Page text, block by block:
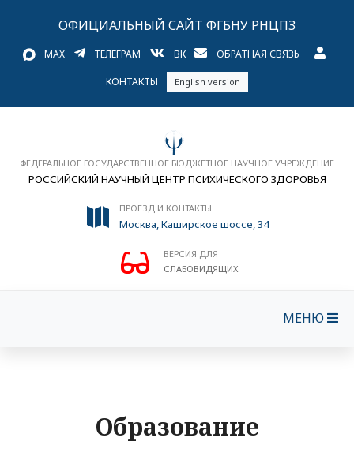
ОФИЦИАЛЬНЫЙ САЙТ ФГБНУ РНЦПЗ
MAX ТЕЛЕГРАМ ВК ОБРАТНАЯ СВЯЗЬ
КОНТАКТЫ English version
ФЕДЕРАЛЬНОЕ ГОСУДАРСТВЕННОЕ БЮДЖЕТНОЕ НАУЧНОЕ УЧРЕЖДЕНИЕ
РОССИЙСКИЙ НАУЧНЫЙ ЦЕНТР ПСИХИЧЕСКОГО ЗДОРОВЬЯ
ПРОЕЗД И КОНТАКТЫ
Москва, Каширское шоссе, 34
ВЕРСИЯ ДЛЯ
СЛАБОВИДЯЩИХ
МЕНЮ
Образование